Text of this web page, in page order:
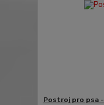
Postroj pro psa